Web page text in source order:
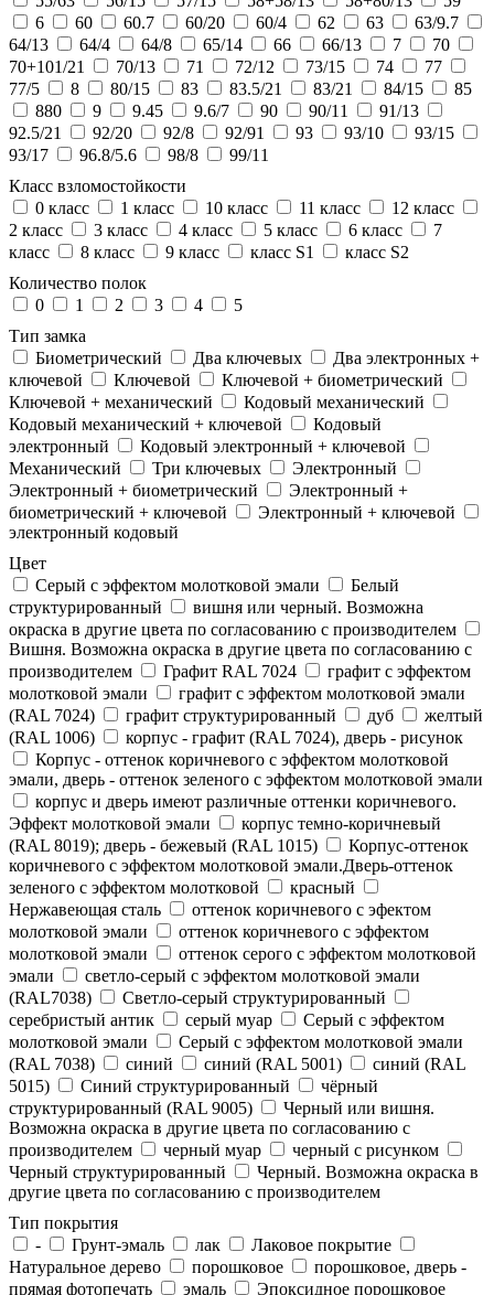
6
60 60.7 60/20 60/4 62 63
63/9.7
64/13
64/4 64/8 65/14 66 66/13 7
70
70+101/21
70/13 71 72/12 73/15 74
77
77/5
8 80/15 83 83.5/21 83/21 84/15
85
880
9 9.45 9.6/7 90 90/11
91/13
92.5/21
92/20 92/8 92/91 93 93/10
93/15
93/17
96.8/5.6 98/8
99/11
Класс взломостойкости
0 класс
1 класс 10 класс 11 класс
12 класс
2 класс
3 класс 4 класс 5 класс 6 класс
7
класс
8 класс 9 класс класс S1
класс S2
Количество полок
0
1 2 3 4
5
Тип замка
Биометрический
Два ключевых
Два электронныx +
ключевой
Ключевой
Ключевой + биометрический
Ключевой + механический
Кодовый механический
Кодовый механический + ключевой
Кодовый
электронный
Кодовый электронный + ключевой
Механический
Три ключевых
Электронный
Электронный + биометрический
Электронный +
биометрический + ключевой
Электронный + ключевой
электронный кодовый
Цвет
Cерый с эффектом молотковой эмали
Белый
структурированный
вишня или черный. Возможна
окраска в другие цвета по согласованию с производителем
Вишня. Возможна окраска в другие цвета по согласованию с
производителем
Графит RAL 7024
графит с эффектом
молотковой эмали
графит с эффектом молотковой эмали
(RAL 7024)
графит структурированный дуб
желтый
(RAL 1006)
корпус - графит (RAL 7024), дверь - рисунок
Корпус - оттенок коричневого с эффектом молотковой
эмали, дверь - оттенок зеленого с эффектом молотковой эмали
корпус и дверь имеют различные оттенки коричневого.
Эффект молотковой эмали
корпус темно-коричневый
(RAL 8019); дверь - бежевый (RAL 1015)
Корпус-оттенок
коричневого с эффектом молотковой эмали.Дверь-оттенок
зеленого с эффектом молотковой
красный
Нержавеющая сталь
оттенок коричневого с эфектом
молотковой эмали
оттенок коричневого с эффектом
молотковой эмали
оттенок серого с эффектом молотковой
эмали
светло-серый с эффектом молотковой эмали
(RAL7038)
Светло-серый структурированный
серебристый антик
серый муар
Серый с эффектом
молотковой эмали
Серый с эффектом молотковой эмали
(RAL 7038)
синий синий (RAL 5001)
синий (RAL
5015)
Синий структурированный
чёрный
структурированный (RAL 9005)
Черный или вишня.
Возможна окраска в другие цвета по согласованию с
производителем
черный муар
черный с рисунком
Черный структурированный
Черный. Возможна окраска в
другие цвета по согласованию с производителем
Тип покрытия
-
Грунт-эмаль лак
Лаковое покрытие
Натуральное дерево
порошковое
порошковое, дверь -
прямая фотопечать
эмаль Эпоксидное порошковое